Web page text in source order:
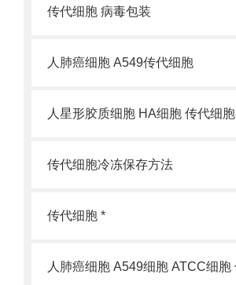
传代细胞 病毒包装
人肺癌细胞 A549传代细胞
人星形胶质细胞 HA细胞 传代细胞
传代细胞冷冻保存方法
传代细胞 *